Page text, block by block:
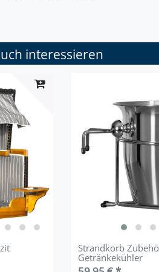
interessieren
Strandkorb
Getränkekühler